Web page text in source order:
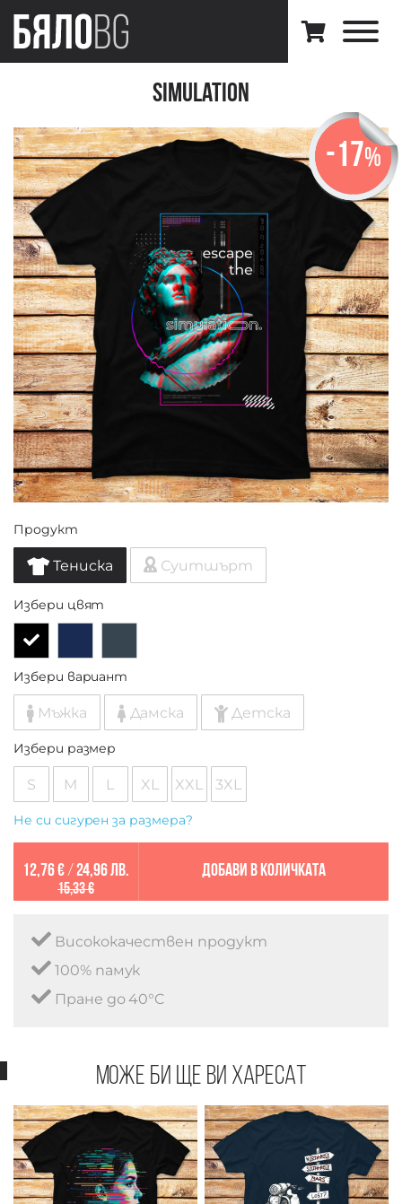
Simulation
-17%
Продукт
Тениска Суитшърт
Избери цвят
Избери вариант
Мъжка Дамска Детска
Избери размер
S M L XL XXL 3XL
Не си сигурен за размера?
12,76 €/ 24,96 лв.
15,33 €
Добави в количката
Висококачествен продукт
100% памук
Пране до 40°C
Може би ще ви харесат